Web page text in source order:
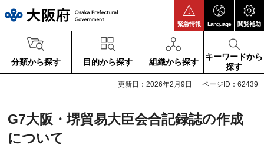
緊急情報 Language 閲覧補助
分類から探す 目的から探す 組織から探す
キーワードから
探す
更新日：2026年2月9日 ページID：62439
G7大阪・堺貿易大臣会合記録誌の作成
について